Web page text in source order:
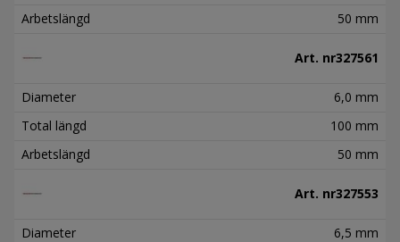
Arbetslängd
50 mm
Art. nr327561
Diameter
6,0 mm
Total längd
100 mm
Arbetslängd
50 mm
Art. nr327553
Diameter
6,5 mm